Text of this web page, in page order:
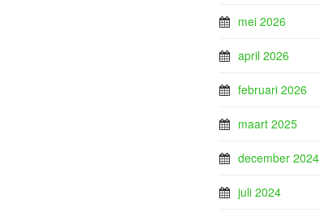
mei 2026
april 2026
februari 2026
maart 2025
december 2024
juli 2024